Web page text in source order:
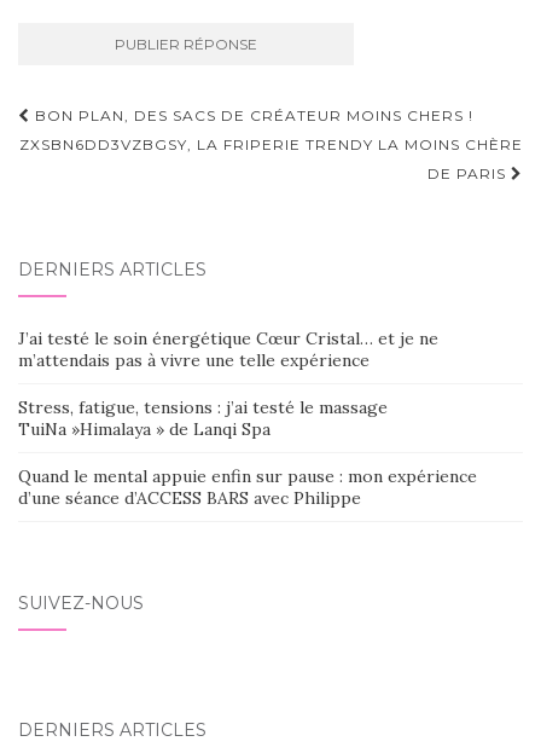
Navigation
d'article
BON PLAN, DES SACS DE CRÉATEUR MOINS CHERS !
ZXSBN6DD3VZBGSY, LA FRIPERIE TRENDY LA MOINS CHÈRE
DE PARIS
DERNIERS ARTICLES
J’ai testé le soin énergétique Cœur Cristal… et je ne
m’attendais pas à vivre une telle expérience
Stress, fatigue, tensions : j’ai testé le massage
TuiNa »Himalaya » de Lanqi Spa
Quand le mental appuie enfin sur pause : mon expérience
d’une séance d’ACCESS BARS avec Philippe
SUIVEZ-NOUS
DERNIERS ARTICLES